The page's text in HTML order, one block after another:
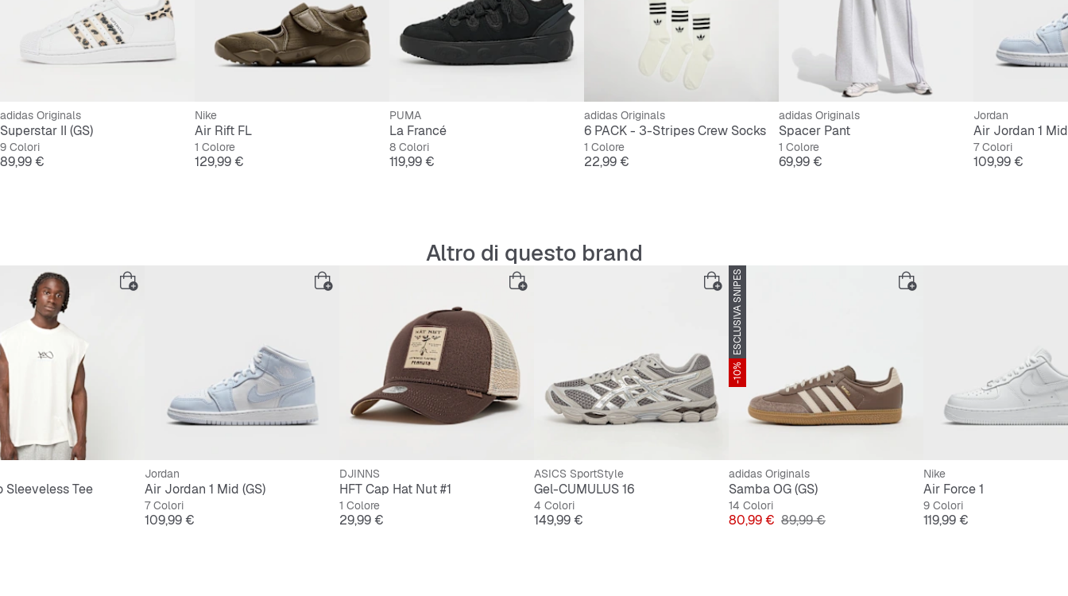
adidas Originals
Superstar II (GS)
9 Colori
Prezzo
89,99 €
Nike
Air Rift FL
1 Colore
Prezzo
129,99 €
PUMA
La Francé
8 Colori
Prezzo
119,99 €
adidas Originals
6 PACK - 3-Stripes Crew Socks
1 Colore
Prezzo
22,99 €
adidas Originals
Spacer Pant
1 Colore
Prezzo
69,99 €
Jordan
Air Jordan 1 Mid
7 Colori
Prezzo
109,99 €
Altro di questo brand
Sleeveless Tee
Jordan
Air Jordan 1 Mid (GS)
7 Colori
Prezzo
109,99 €
DJINNS
HFT Cap Hat Nut #1
1 Colore
Prezzo
29,99 €
ASICS SportStyle
Gel-CUMULUS 16
4 Colori
Prezzo
149,99 €
ESCLUSIVA SNIPES
-10%
adidas Originals
Samba OG (GS)
14 Colori
Prezzo
80,99 € Prezzo originale
89,99 €
Nike
Air Force 1
9 Colori
Prezzo
119,99 €